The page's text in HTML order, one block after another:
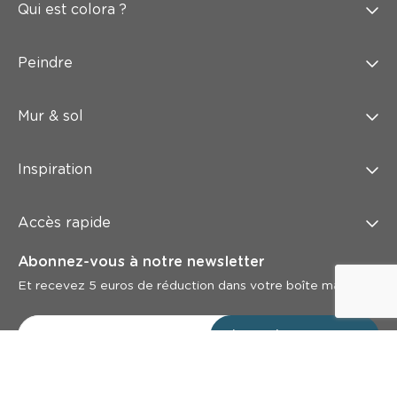
Qui est colora ?
Peindre
Mur & sol
Inspiration
Accès rapide
Abonnez-vous à notre newsletter
Et recevez 5 euros de réduction dans votre boîte mail
Inscrivez-vous